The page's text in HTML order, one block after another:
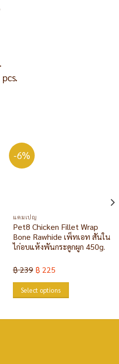
-6%
แคมเปญ
Pet8 Chicken Fillet Wrap
Bone Rawhide เพ็ทเอท สันใน
ไก่อบแห้งพันกระดูกผูก 450g.
฿239 ฿ 225
Select options